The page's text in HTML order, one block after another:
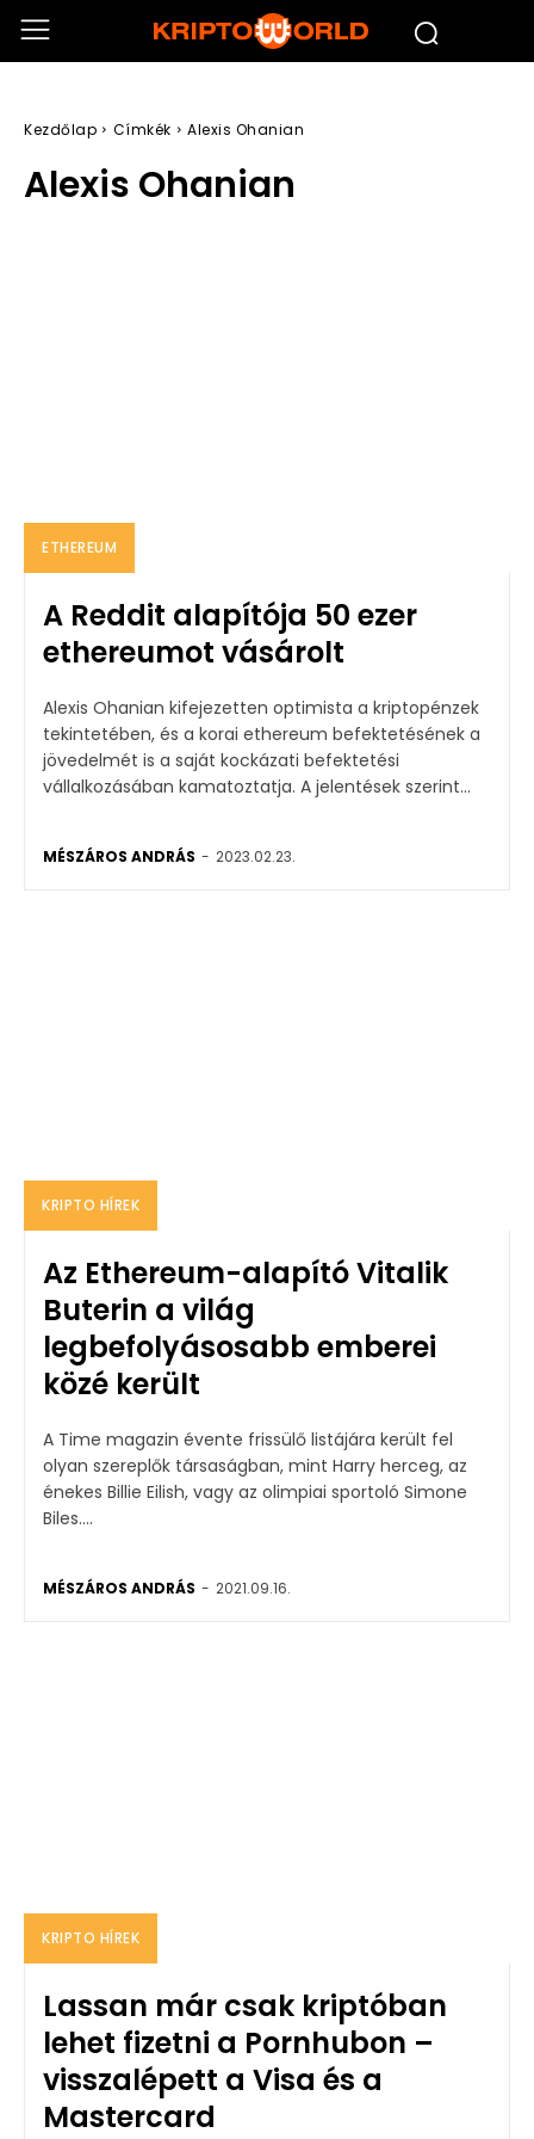
Kezdőlap Címkék Alexis Ohanian
Alexis Ohanian
ETHEREUM
A Reddit alapítója 50 ezer
ethereumot vásárolt
Alexis Ohanian kifejezetten optimista a kriptopénzek
tekintetében, és a korai ethereum befektetésének a
jövedelmét is a saját kockázati befektetési
vállalkozásában kamatoztatja. A jelentések szerint...
MÉSZÁROS ANDRÁS - 2023.02.23.
KRIPTO HÍREK
Az Ethereum-alapító Vitalik
Buterin a világ
legbefolyásosabb emberei
közé került
A Time magazin évente frissülő listájára került fel
olyan szereplők társaságban, mint Harry herceg, az
énekes Billie Eilish, vagy az olimpiai sportoló Simone
Biles....
MÉSZÁROS ANDRÁS - 2021.09.16.
KRIPTO HÍREK
Lassan már csak kriptóban
lehet fizetni a Pornhubon –
visszalépett a Visa és a
Mastercard